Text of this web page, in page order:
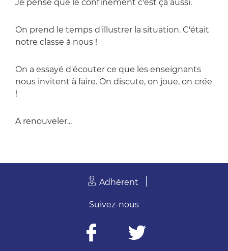
Je pense que le confinement c'est ça aussi.
On prend le temps d'illustrer la situation. C'était
notre classe à nous !
On a essayé d'écouter ce que les enseignants
nous invitent à faire. On discute, on joue, on crée
!
A renouveler...
Adhérent
Suivez-nous